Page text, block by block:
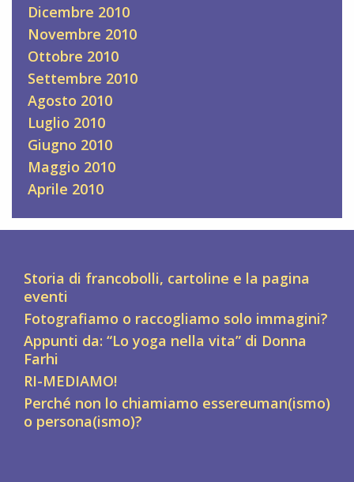
Dicembre 2010
Novembre 2010
Ottobre 2010
Settembre 2010
Agosto 2010
Luglio 2010
Giugno 2010
Maggio 2010
Aprile 2010
Storia di francobolli, cartoline e la pagina
eventi
Fotografiamo o raccogliamo solo immagini?
Appunti da: “Lo yoga nella vita” di Donna
Farhi
RI-MEDIAMO!
Perché non lo chiamiamo essereuman(ismo)
o persona(ismo)?